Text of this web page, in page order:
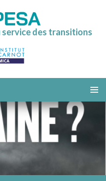
des transitions